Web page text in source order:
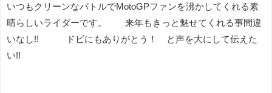
いつもクリーンなバトルでMotoGPファンを沸かしてくれる素
晴らしいライダーです。 来年もきっと魅せてくれる事間違
いなし!! ドビにもありがとう！ と声を大にして伝えた
い!!